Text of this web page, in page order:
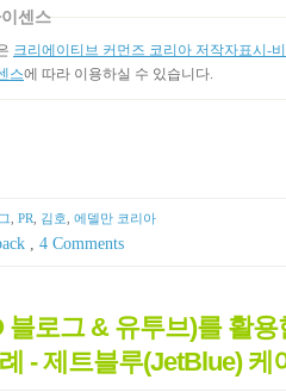
센스
크리에이티브 커먼즈 코리아 저작자표시-
스에 따라 이용하실 수 있습니다.
PR 김호 에델만 코리아
4Comments
블로그 & 유투브)를 활
- 제트블루(JetBlue) 케